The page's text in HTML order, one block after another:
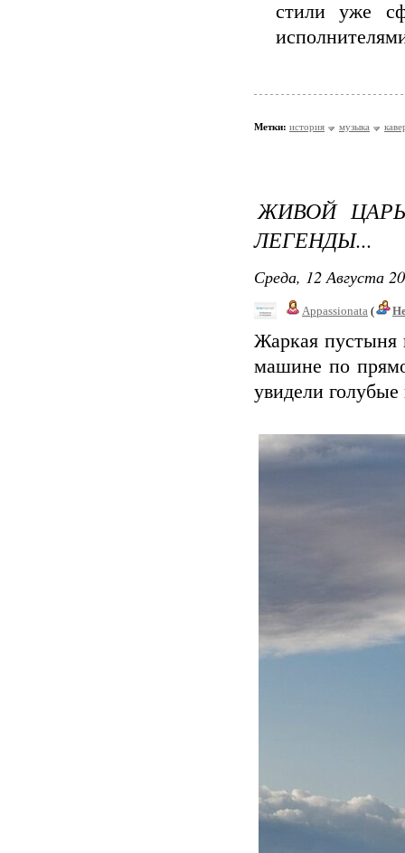
стили уже
Метки: история музыка
ЖИВОЙ
ЛЕГЕНДЫ...
Среда, 12 Августа
Appassionata (
Жаркая пустыня
машине по
увидели